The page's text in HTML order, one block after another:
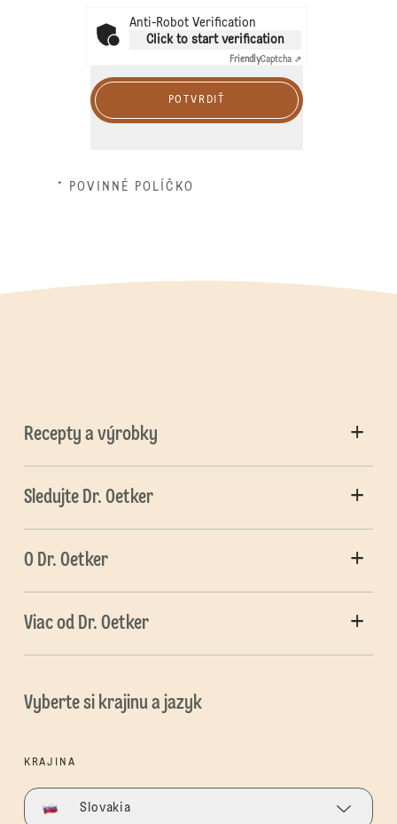
Anti-Robot Verification
Click to start verification
FriendlyCaptcha ⇗
POTVRDIŤ
* POVINNÉ POLÍČKO
Recepty a výrobky
Sledujte Dr. Oetker
O Dr. Oetker
Viac od Dr. Oetker
Vyberte si krajinu a jazyk
KRAJINA
Slovakia